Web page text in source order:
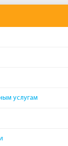
услугам